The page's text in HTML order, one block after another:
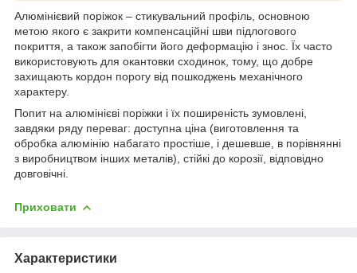
Алюмінієвий поріжок – стикувальний профіль, основною
метою якого є закрити компенсаційні шви підлогового
покриття, а також запобігти його деформацію і знос. Їх часто
використовують для окантовки сходинок, тому, що добре
захищають кордон порогу від пошкоджень механічного
характеру.
Попит на алюмінієві поріжки і їх поширеність зумовлені,
завдяки ряду переваг: доступна ціна (виготовлення та
обробка алюмінію набагато простіше, і дешевше, в порівнянні
з виробництвом інших металів), стійкі до корозії, відповідно
довговічні.
Приховати
Характеристики